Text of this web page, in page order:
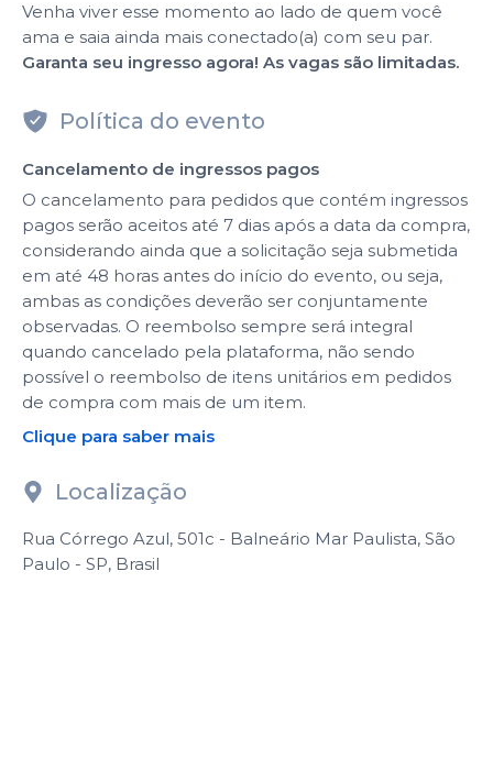
Venha viver esse momento ao lado de quem você
ama e saia ainda mais conectado(a) com seu par.
Garanta seu ingresso agora! As vagas são limitadas.
Política do evento
Cancelamento de ingressos pagos
O cancelamento para pedidos que contém ingressos
pagos serão aceitos até 7 dias após a data da compra,
considerando ainda que a solicitação seja submetida
em até 48 horas antes do início do evento, ou seja,
ambas as condições deverão ser conjuntamente
observadas. O reembolso sempre será integral
quando cancelado pela plataforma, não sendo
possível o reembolso de itens unitários em pedidos
de compra com mais de um item.
Clique para saber mais
Localização
Rua Córrego Azul, 501c - Balneário Mar Paulista, São
Paulo - SP, Brasil